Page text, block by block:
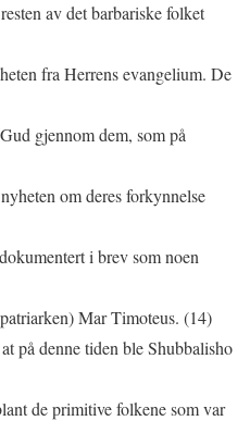
av det barbariske folket
fra Herrens evangelium. De
gjennom dem, som på
om deres forkynnelse
i brev som noen
Mar Timoteus. (14)
på denne tiden ble Shubbalisho
de primitive folkene som var